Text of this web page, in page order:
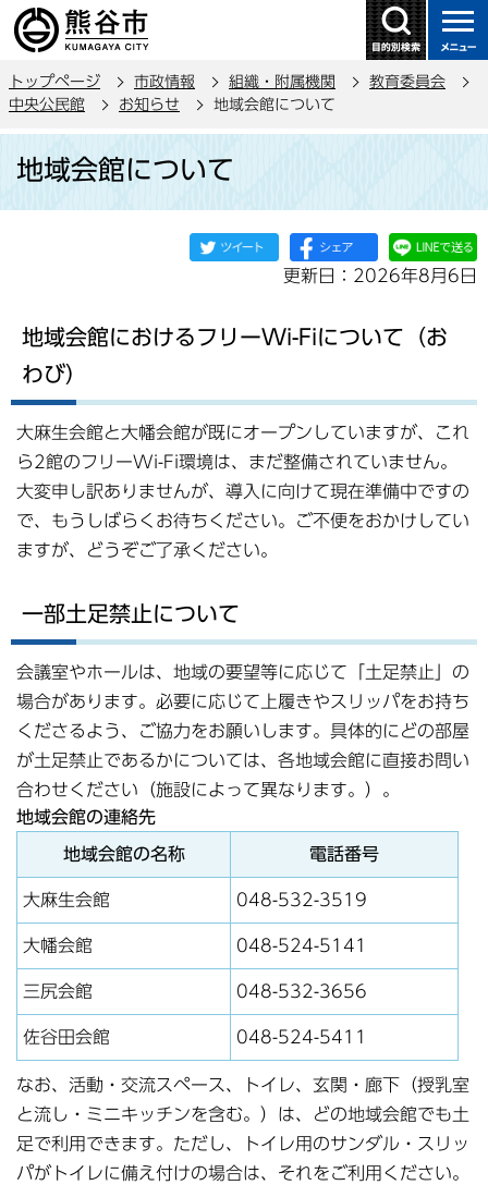
の
ー
トップページ 市政情報 組織・附属機関
教育委員会
中央公民館
お知らせ 地域会館について
地域会館について
更新日：2026年8月6日
地域会館におけるフリーWi-Fiについて（お
わび）
大麻生会館と大幡会館が既にオープンしていますが、これ
ら2館のフリーWi-Fi環境は、まだ整備されていません。
大変申し訳ありませんが、導入に向けて現在準備中ですの
で、もうしばらくお待ちください。ご不便をおかけしてい
ますが、どうぞご了承ください。
一部土足禁止について
会議室やホールは、地域の要望等に応じて「土足禁止」の
場合があります。必要に応じて上履きやスリッパをお持ち
くださるよう、ご協力をお願いします。具体的にどの部屋
が土足禁止であるかについては、各地域会館に直接お問い
合わせください（施設によって異なります。）。
地域会館の連絡先
地域会館の名称 電話番号
大麻生会館 048-532-3519
大幡会館 048-524-5141
三尻会館 048-532-3656
佐谷田会館 048-524-5411
なお、活動・交流スペース、トイレ、玄関・廊下（授乳室
と流し・ミニキッチンを含む。）は、どの地域会館でも土
足で利用できます。ただし、トイレ用のサンダル・スリッ
パがトイレに備え付けの場合は、それをご利用ください。